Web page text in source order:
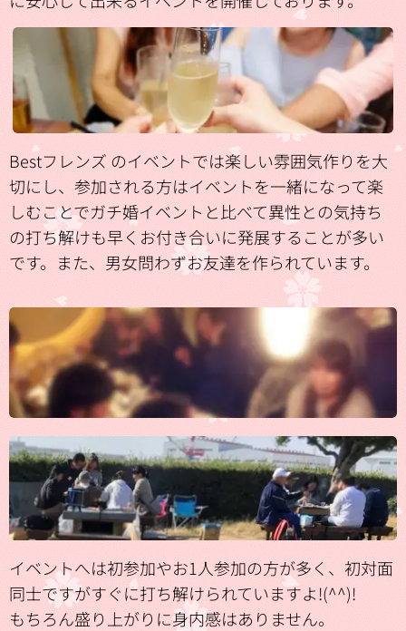
Bestフレンズ のイベントでは楽しい雰囲気作りを大
切にし、参加される方はイベントを一緒になって楽
しむことでガチ婚イベントと比べて異性との気持ち
の打ち解けも早くお付き合いに発展することが多い
です。また、男女問わずお友達を作られています。
イベントへは初参加やお1人参加の方が多く、初対面
同士ですがすぐに打ち解けられていますよ!(^^)!
もちろん盛り上がりに身内感はありません。